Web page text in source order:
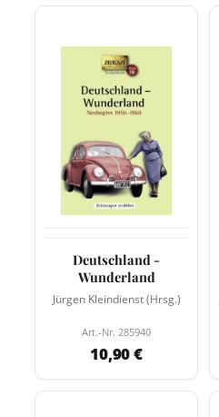
Deutschland -
Wunderland
Jürgen Kleindienst (Hrsg.)
Art.-Nr. 285940
10,90 €